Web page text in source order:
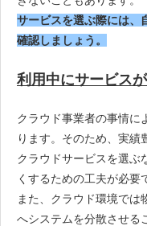
サービスを選ぶ際には、
確認しましょう。
利用中にサービス
クラウド事業者の事情に
ります。そのため、実績
クラウドサービスを選ぶ
くするための工夫が必要
また、クラウド環境では
へシステムを分散させ